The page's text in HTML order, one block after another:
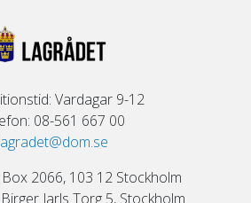
Vardagar 9-12
08-561 667 00
2066, 103 12 Stockholm
Jarls Torg 5, Stockholm